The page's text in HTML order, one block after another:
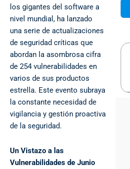
los gigantes del software a
nivel mundial, ha lanzado
una serie de actualizaciones
de seguridad críticas que
abordan la asombrosa cifra
de 254 vulnerabilidades en
varios de sus productos
estrella. Este evento subraya
la constante necesidad de
vigilancia y gestión proactiva
de la seguridad.
Un Vistazo a las
Vulnerabilidades de Junio